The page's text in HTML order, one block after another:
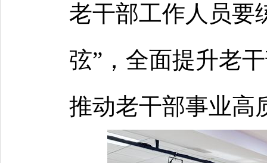
老干部工作人员要
弦”，全面提升老
推动老干部事业高